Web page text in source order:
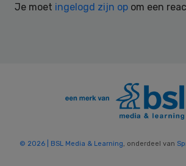
Je moet ingelogd zijn op om een
© 2026 | BSL Media & Learning , onderdeel van